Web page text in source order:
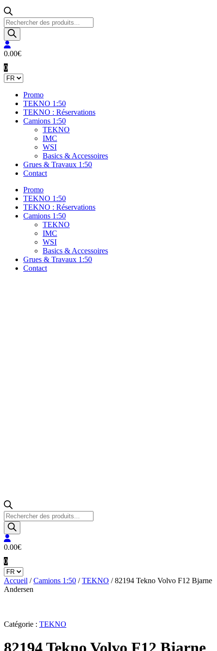
Recherche
de
produits
0.00€
0
Promo
TEKNO 1:50
TEKNO : Réservations
Camions 1:50
TEKNO
IMC
WSI
Basics & Accessoires
Grues & Travaux 1:50
Contact
Promo
TEKNO 1:50
TEKNO : Réservations
Camions 1:50
TEKNO
IMC
WSI
Basics & Accessoires
Grues & Travaux 1:50
Contact
Recherche
de
produits
0.00€
0
Accueil /Camions 1:50 /TEKNO / 82194 Tekno Volvo F12 Bjarne
Andersen
Catégorie : TEKNO